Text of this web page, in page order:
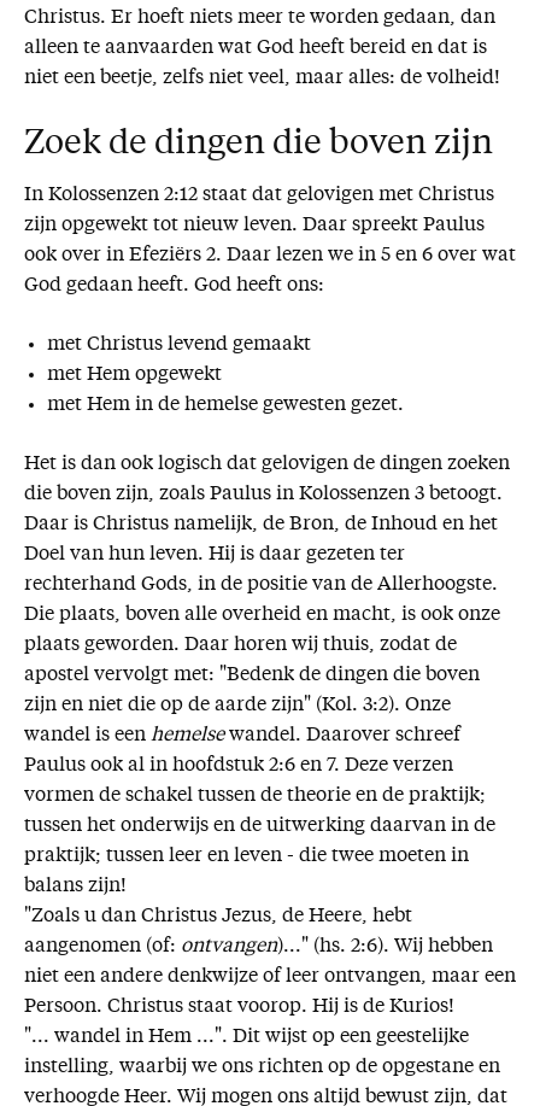
Christus. Er hoeft niets meer te worden gedaan, dan
alleen te aanvaarden wat God heeft bereid en dat is
niet een beetje, zelfs niet veel, maar alles: de volheid!
Zoek de dingen die boven zijn
In Kolossenzen 2:12 staat dat gelovigen met Christus
zijn opgewekt tot nieuw leven. Daar spreekt Paulus
ook over in Efeziërs 2. Daar lezen we in 5 en 6 over wat
God gedaan heeft. God heeft ons:
met Christus levend gemaakt
met Hem opgewekt
met Hem in de hemelse gewesten gezet.
Het is dan ook logisch dat gelovigen de dingen zoeken
die boven zijn, zoals Paulus in Kolossenzen 3 betoogt.
Daar is Christus namelijk, de Bron, de Inhoud en het
Doel van hun leven. Hij is daar gezeten ter
rechterhand Gods, in de positie van de Allerhoogste.
Die plaats, boven alle overheid en macht, is ook onze
plaats geworden. Daar horen wij thuis, zodat de
apostel vervolgt met: "Bedenk de dingen die boven
zijn en niet die op de aarde zijn" (Kol. 3:2). Onze
wandel is een hemelsewandel. Daarover schreef
Paulus ook al in hoofdstuk 2:6 en 7. Deze verzen
vormen de schakel tussen de theorie en de praktijk;
tussen het onderwijs en de uitwerking daarvan in de
praktijk; tussen leer en leven - die twee moeten in
balans zijn!
"Zoals u dan Christus Jezus, de Heere, hebt
aangenomen (of: ontvangen)..." (hs. 2:6). Wij hebben
niet een andere denkwijze of leer ontvangen, maar een
Persoon. Christus staat voorop. Hij is de Kurios!
"... wandel in Hem ...". Dit wijst op een geestelijke
instelling, waarbij we ons richten op de opgestane en
verhoogde Heer. Wij mogen ons altijd bewust zijn, dat